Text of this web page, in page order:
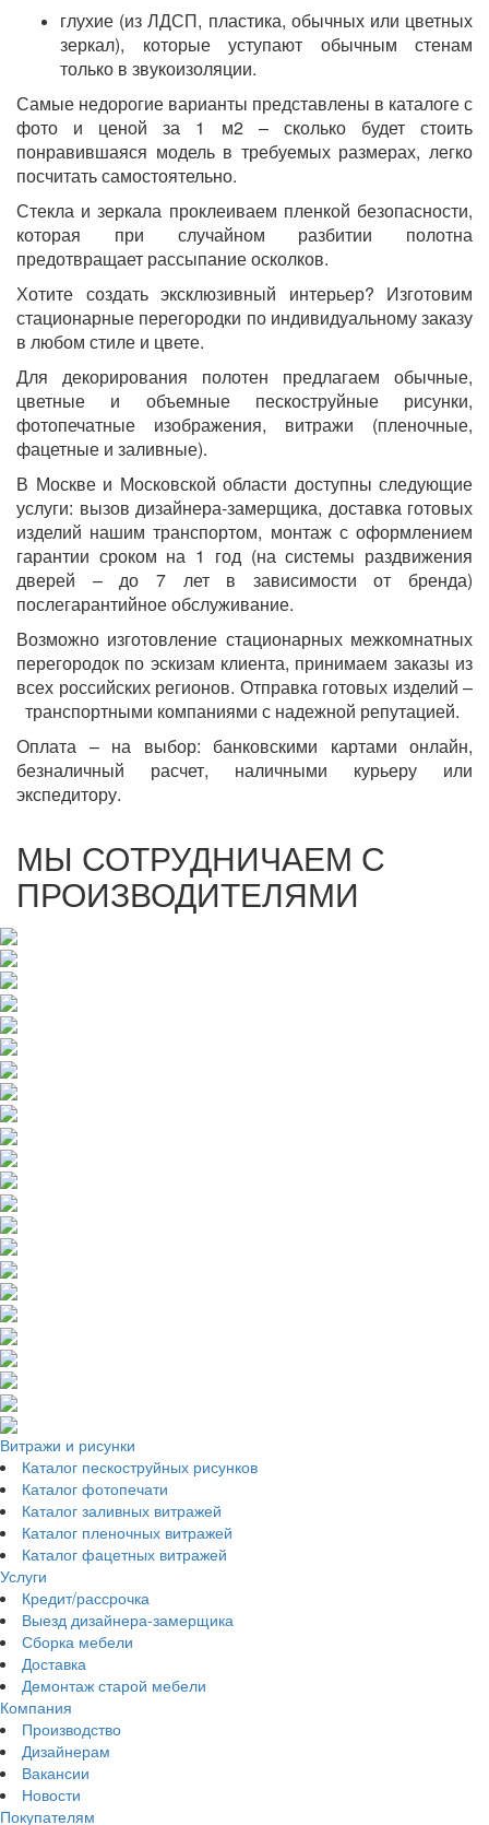
глухие (из ЛДСП, пластика, обычных или цветных
зеркал), которые уступают обычным стенам
только в звукоизоляции.
Самые недорогие варианты представлены в каталоге с
фото и ценой за 1 м2 – сколько будет стоить
понравившаяся модель в требуемых размерах, легко
посчитать самостоятельно.
Стекла и зеркала проклеиваем пленкой безопасности,
которая при случайном разбитии полотна
предотвращает рассыпание осколков.
Хотите создать эксклюзивный интерьер? Изготовим
стационарные перегородки по индивидуальному заказу
в любом стиле и цвете.
Для декорирования полотен предлагаем обычные,
цветные и объемные пескоструйные рисунки,
фотопечатные изображения, витражи (пленочные,
фацетные и заливные).
В Москве и Московской области доступны следующие
услуги: вызов дизайнера-замерщика, доставка готовых
изделий нашим транспортом, монтаж с оформлением
гарантии сроком на 1 год (на системы раздвижения
дверей – до 7 лет в зависимости от бренда)
послегарантийное обслуживание.
Возможно изготовление стационарных межкомнатных
перегородок по эскизам клиента, принимаем заказы из
всех российских регионов. Отправка готовых изделий –
транспортными компаниями с надежной репутацией.
Оплата – на выбор: банковскими картами онлайн,
безналичный расчет, наличными курьеру или
экспедитору.
МЫ СОТРУДНИЧАЕМ С
ПРОИЗВОДИТЕЛЯМИ
Витражи и рисунки
Каталог пескоструйных рисунков
Каталог фотопечати
Каталог заливных витражей
Каталог пленочных витражей
Каталог фацетных витражей
Услуги
Кредит/рассрочка
Выезд дизайнера-замерщика
Сборка мебели
Доставка
Демонтаж старой мебели
Компания
Производство
Дизайнерам
Вакансии
Новости
Покупателям